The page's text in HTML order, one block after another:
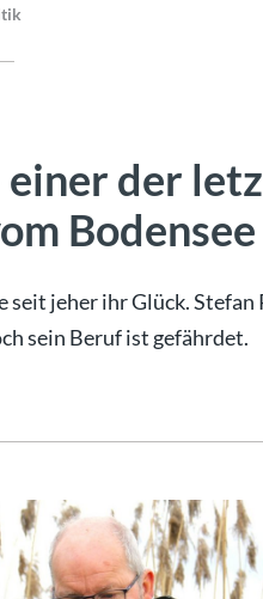
einer der
Bodensee
seit jeher ihr Glück.
sein Beruf ist gefährdet.